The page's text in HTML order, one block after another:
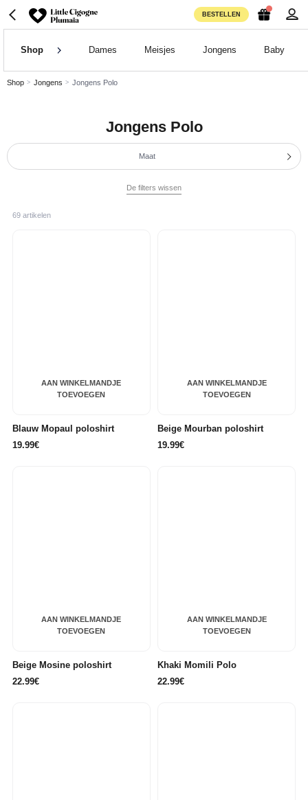
BESTELLEN
Shop Dames Meisjes Jongens Baby
Shop Jongens Jongens Polo
Jongens Polo
Maat
De filters wissen
69 artikelen
AAN WINKELMANDJE
TOEVOEGEN
Blauw Mopaul poloshirt
19.99€
AAN WINKELMANDJE
TOEVOEGEN
Beige Mourban poloshirt
19.99€
AAN WINKELMANDJE
TOEVOEGEN
Beige Mosine poloshirt
22.99€
AAN WINKELMANDJE
TOEVOEGEN
Khaki Momili Polo
22.99€